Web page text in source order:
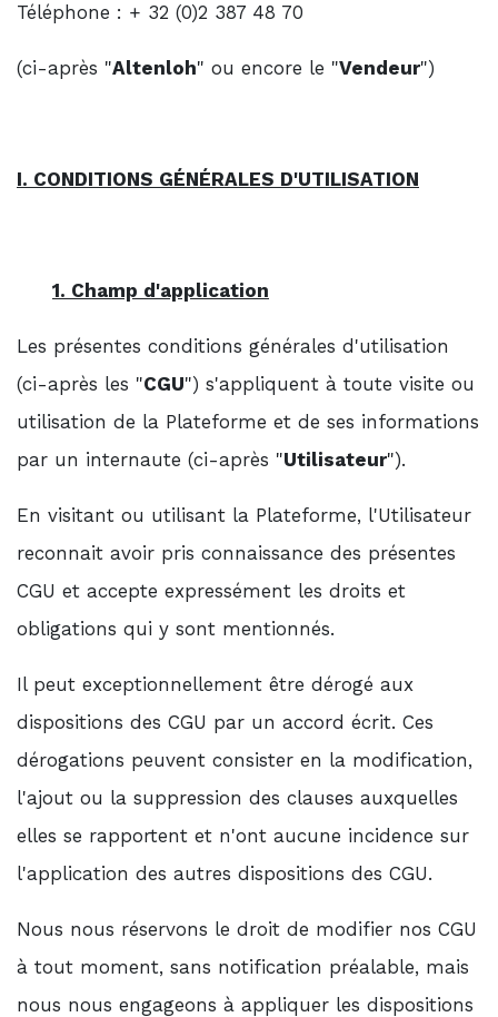
Téléphone : + 32 (0)2 387 48 70
(ci-après "Altenloh" ou encore le "Vendeur")
I. CONDITIONS GÉNÉRALES D'UTILISATION
1. Champ d'application
Les présentes conditions générales d'utilisation
(ci-après les "CGU") s'appliquent à toute visite ou
utilisation de la Plateforme et de ses informations
par un internaute (ci-après "Utilisateur").
En visitant ou utilisant la Plateforme, l'Utilisateur
reconnait avoir pris connaissance des présentes
CGU et accepte expressément les droits et
obligations qui y sont mentionnés.
Il peut exceptionnellement être dérogé aux
dispositions des CGU par un accord écrit. Ces
dérogations peuvent consister en la modification,
l'ajout ou la suppression des clauses auxquelles
elles se rapportent et n'ont aucune incidence sur
l'application des autres dispositions des CGU.
Nous nous réservons le droit de modifier nos CGU
à tout moment, sans notification préalable, mais
nous nous engageons à appliquer les dispositions